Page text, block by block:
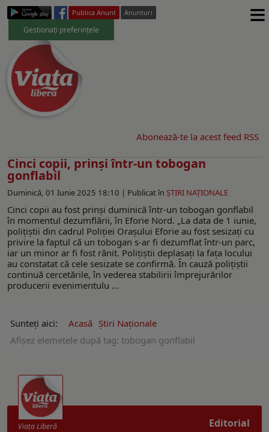
Publica Anunt Anunturi
Gestionați preferințele ≡
Abonează-te la acest feed RSS
Cinci copii, prinși într-un tobogan
gonflabil
Duminică, 01 Iunie 2025 18:10 | Publicat în ŞTIRI NAŢIONALE
Cinci copii au fost prinși duminică într-un tobogan gonflabil
în momentul dezumflării, în Eforie Nord. „La data de 1 iunie,
polițiștii din cadrul Poliției Orașului Eforie au fost sesizați cu
privire la faptul că un tobogan s-ar fi dezumflat într-un parc,
iar un minor ar fi fost rănit. Polițiștii deplasați la fața locului
au constatat că cele sesizate se confirmă. În cauză polițiștii
continuă cercetările, în vederea stabilirii împrejurărilor
producerii evenimentulu ...
Sunteți aici: Acasă Ştiri Naţionale
Afişez elemetele după tag: tobogan gonflabil
Editorial
Viaţa Liberă